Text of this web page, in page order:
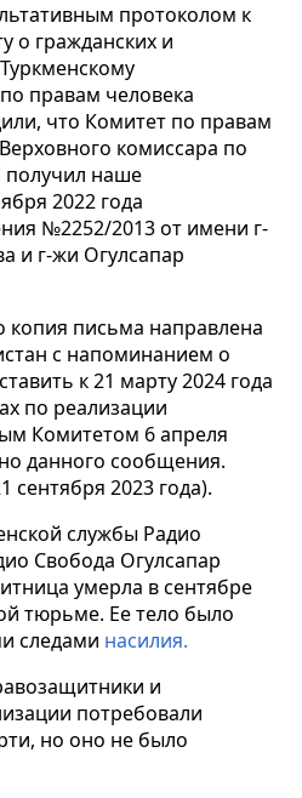
протоколом к
о гражданских и
правам человека
что Комитет по правам
комиссара по
наше
2022 года
№2252/2013 от имени г-
и г-жи Огулсапар
копия письма направлена
с напоминанием о
к 21 марту 2024 года
по реализации
Комитетом 6 апреля
данного сообщения.
сентября 2023 года).
службы Радио
Свобода Огулсапар
умерла в сентябре
тюрьме. Ее тело было
следами насилия.
и
потребовали
но оно не было